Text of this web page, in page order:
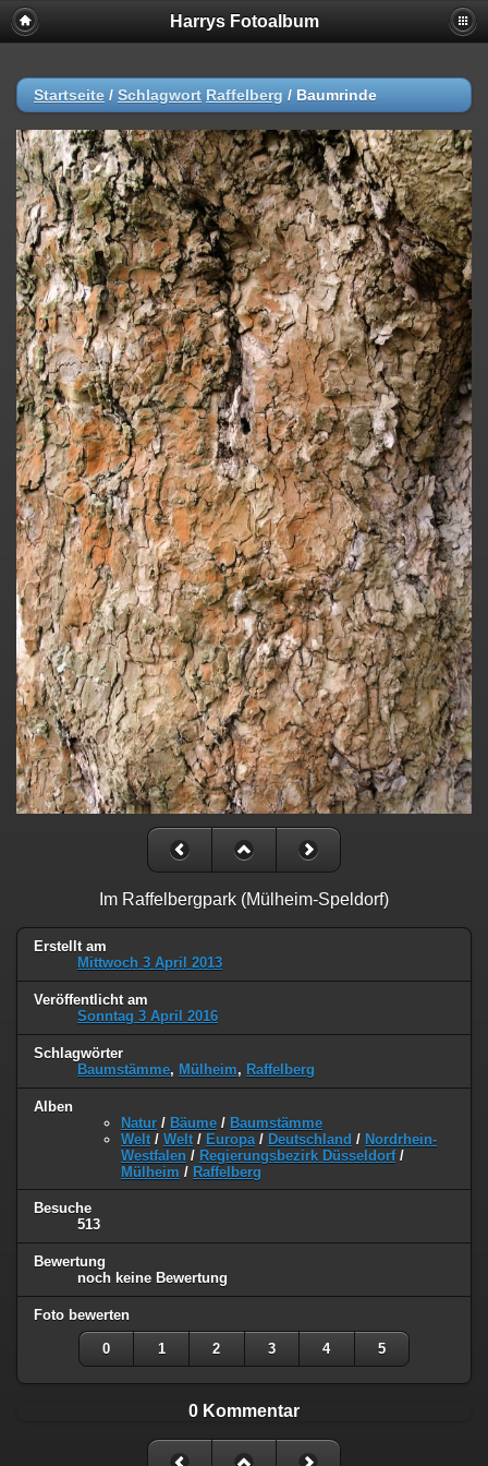
Harrys Fotoalbum
Startseite / Schlagwort Raffelberg / Baumrinde
Im Raffelbergpark (Mülheim-Speldorf)
Erstellt am
Mittwoch 3 April 2013
Veröffentlicht am
Sonntag 3 April 2016
Schlagwörter
Baumstämme, Mülheim, Raffelberg
Alben
Natur / Bäume / Baumstämme
Welt / Welt / Europa / Deutschland / Nordrhein-
Westfalen / Regierungsbezirk Düsseldorf/
Mülheim / Raffelberg
Besuche
513
Bewertung
noch keine Bewertung
Foto bewerten
0 1 2 3 4 5
0 Kommentar